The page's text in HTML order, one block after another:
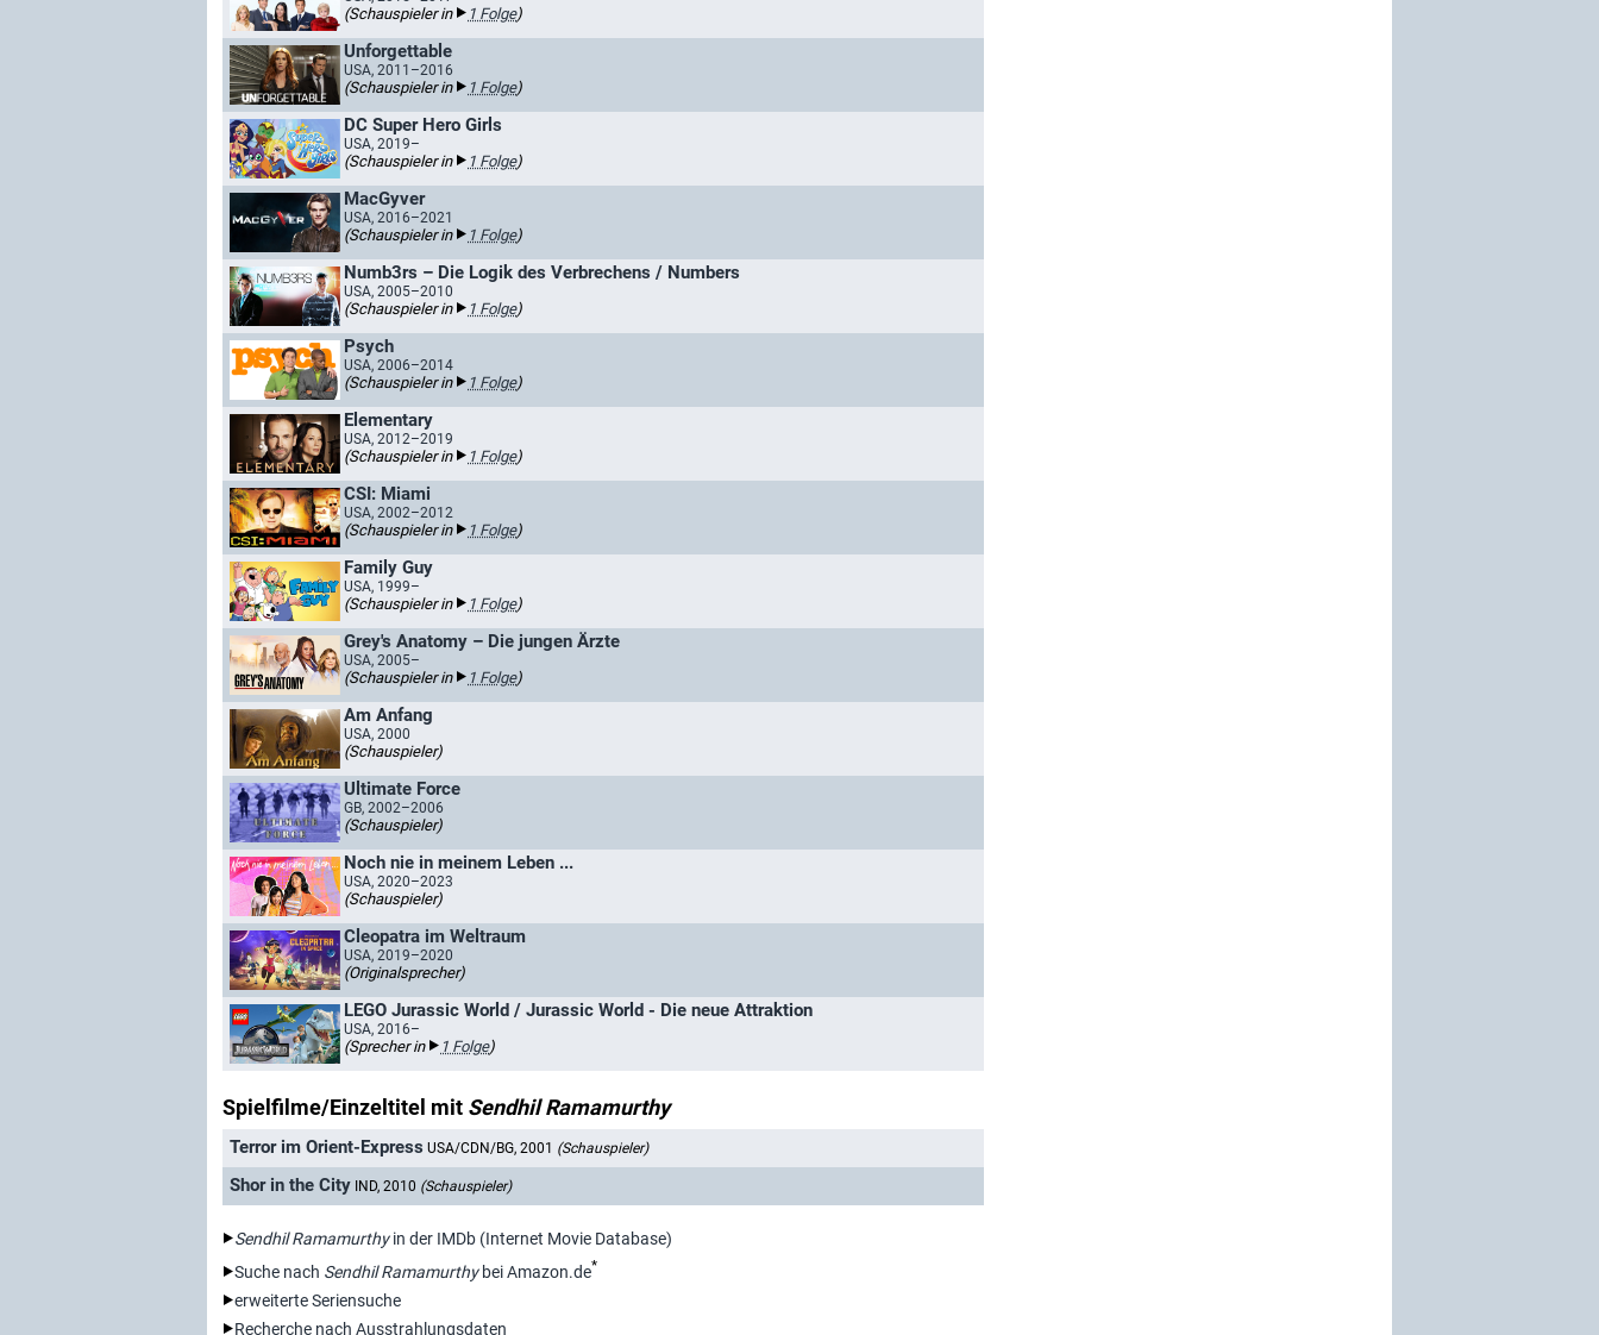
(Schauspieler in 1 Folge)
Unforgettable
USA, 2011–2016
(Schauspieler in 1 Folge)
DC Super Hero Girls
USA, 2019–
(Schauspieler in 1 Folge)
MacGyver
USA, 2016–2021
(Schauspieler in 1 Folge)
Numb3rs – Die Logik des Verbrechens / Numbers
USA, 2005–2010
(Schauspieler in 1 Folge)
Psych
USA, 2006–2014
(Schauspieler in 1 Folge)
Elementary
USA, 2012–2019
(Schauspieler in 1 Folge)
CSI: Miami
USA, 2002–2012
(Schauspieler in 1 Folge)
Family Guy
USA, 1999–
(Schauspieler in 1 Folge)
Grey's Anatomy – Die jungen Ärzte
USA, 2005–
(Schauspieler in 1 Folge)
Am Anfang
USA, 2000
(Schauspieler)
Ultimate Force
GB, 2002–2006
(Schauspieler)
Noch nie in meinem Leben ...
USA, 2020–2023
(Schauspieler)
Cleopatra im Weltraum
USA, 2019–2020
(Originalsprecher)
LEGO Jurassic World / Jurassic World - Die neue Attraktion
USA, 2016–
(Sprecher in 1 Folge)
Spielfilme/Einzeltitel mit Sendhil Ramamurthy
Terror im Orient-Express USA/CDN/BG, 2001 (Schauspieler)
Shor in the City IND, 2010 (Schauspieler)
Sendhil Ramamurthyin der IMDb (Internet Movie Database)
Suche nach Sendhil Ramamurthybei Amazon.de*
erweiterte Seriensuche
Recherche nach Ausstrahlungsdaten